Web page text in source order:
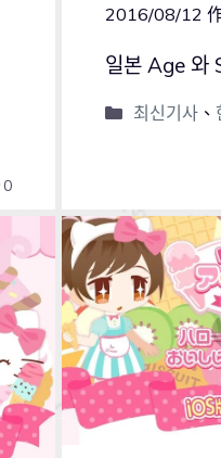
0
2016/08/12
일본 Age
최신기사、